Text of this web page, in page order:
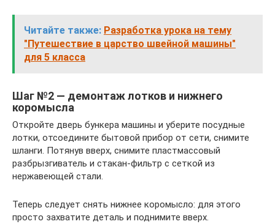
Читайте также: Разработка урока на тему
"Путешествие в царство швейной машины"
для 5 класса
Шаг №2 — демонтаж лотков и нижнего
коромысла
Откройте дверь бункера машины и уберите посудные
лотки, отсоедините бытовой прибор от сети, снимите
шланги. Потянув вверх, снимите пластмассовый
разбрызгиватель и стакан-фильтр с сеткой из
нержавеющей стали.
Теперь следует снять нижнее коромысло: для этого
просто захватите деталь и поднимите вверх.